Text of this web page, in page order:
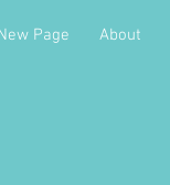
Page About